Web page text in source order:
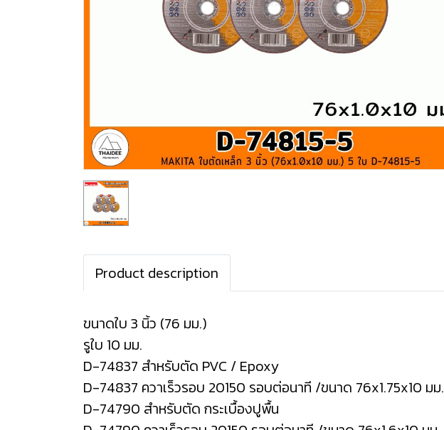
Product description
ขนาดใบ 3 นิ้ว (76 มม.)
รูใบ 10 มม.
D-74837 สำหรับตัด PVC / Epoxy
D-74837 ควาเร็วรอบ 20150 รอบต่อนาที /ขนาด 76x1.75x10 มม.
D-74790 สำหรับตัด กระเบื้องปูพื้น